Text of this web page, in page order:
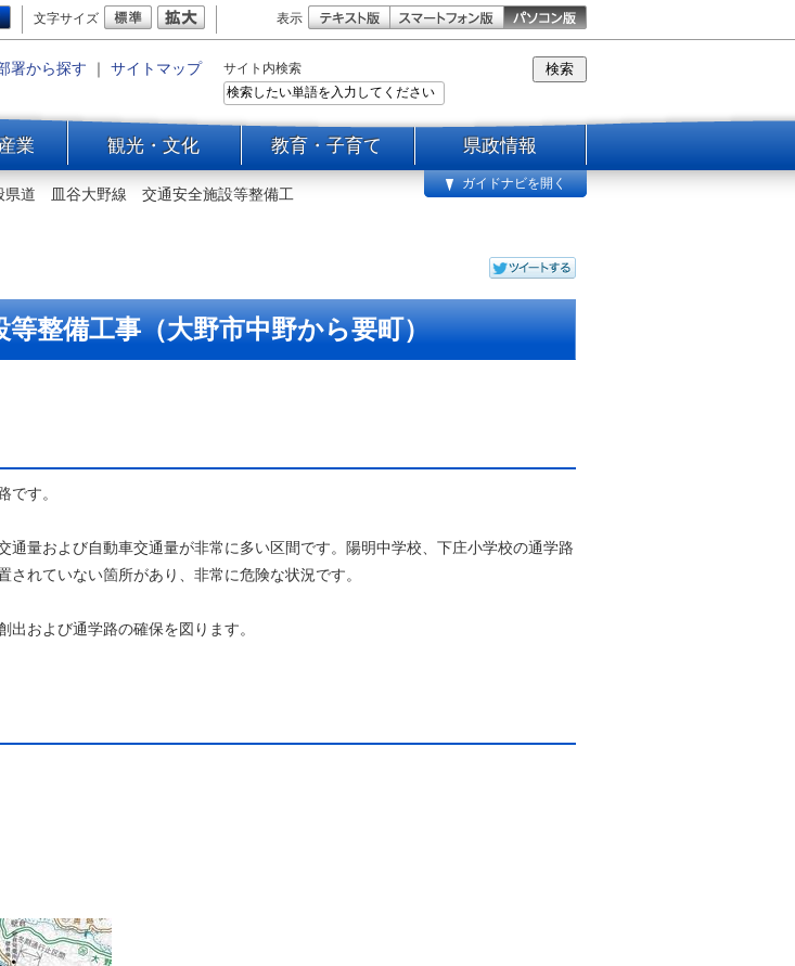
文字サイズ 表示
署から探す ｜ サイトマップ サイト内検索
業 観光・文化 教育・子育て 県政情報
県道 皿谷大野線 交通安全施設等整備工
ガイドナビを開く
整備工事（大野市中野から要町）
す。
量および自動車交通量が非常に多い区間です。陽明中学校、下庄小学校の通学路
れていない箇所があり、非常に危険な状況です。
および通学路の確保を図ります。